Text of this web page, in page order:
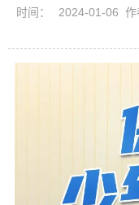
时间： 2024-01-06 作